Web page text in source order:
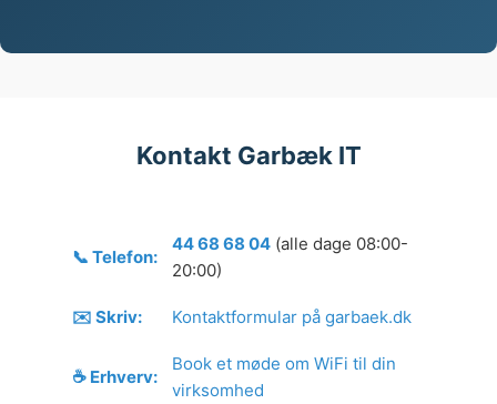
Kontakt Garbæk IT
📞 Telefon:
44 68 68 04 (alle dage 08:00-
20:00)
✉️ Skriv: Kontaktformular på garbaek.dk
☕ Erhverv:
Book et møde om WiFi til din
virksomhed